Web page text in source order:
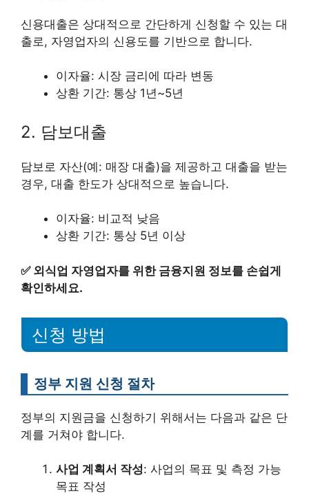
신용대출은 상대적으로 간단하게 신청할 수 있는 대
출로, 자영업자의 신용도를 기반으로 합니다.
이자율: 시장 금리에 따라 변동
상환 기간: 통상 1년~5년
2. 담보대출
담보로 자산(예: 매장 대출)을 제공하고 대출을 받는
경우, 대출 한도가 상대적으로 높습니다.
이자율: 비교적 낮음
상환 기간: 통상 5년 이상
✅ 외식업 자영업자를 위한 금융지원 정보를 손쉽게
확인하세요.
신청 방법
정부 지원 신청 절차
정부의 지원금을 신청하기 위해서는 다음과 같은 단
계를 거쳐야 합니다.
사업 계획서 작성: 사업의 목표 및 측정 가능
목표 작성